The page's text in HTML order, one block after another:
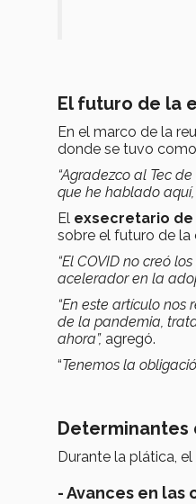
El futuro de la
En el marco de la
donde se tuvo
“Agradezco al Tec
que he hablado
El exsecretario de
sobre el futuro de la
“El COVID no creó
acelerador en la
“En este artículo nos
de la pandemia,
ahora”, agregó.
“Tenemos la
Determinantes
Durante la plática,
- Avances en